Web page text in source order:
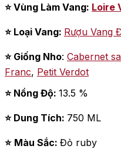
⭐ Vùng Làm Vang: Loire
⭐ Loại Vang: Rượu Vang
⭐ Giống Nho: Cabernet
Franc, Petit Verdot
⭐ Nồng Độ: 13.5 %
⭐ Dung Tích: 750 ML
⭐ Màu Sắc: Đỏ ruby